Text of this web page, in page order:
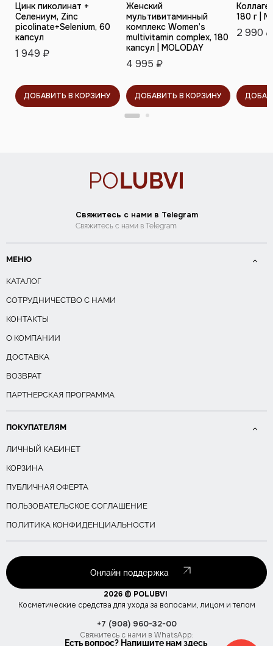
ДОБАВИТЬ В КОРЗИНУ
Цинк пиколинат +
Селениум, Zinc
picolinate+Selenium, 60
капсул
1 949 ₽
ДОБАВИТЬ В КОРЗИНУ
Женский
мультивитаминный
комплекс Women’s
multivitamin complex, 180
капсул | MOLODAY
4 995 ₽
180 г |
2 990 ₽
Свяжитесь с нами в Telegram
Свяжитесь с нами в Telegram
МЕНЮ
КАТАЛОГ
СОТРУДНИЧЕСТВО С НАМИ
КОНТАКТЫ
О КОМПАНИИ
ДОСТАВКА
ВОЗВРАТ
ПАРТНЕРСКАЯ ПРОГРАММА
ПОКУПАТЕЛЯМ
ЛИЧНЫЙ КАБИНЕТ
КОРЗИНА
ПУБЛИЧНАЯ ОФЕРТА
ПОЛЬЗОВАТЕЛЬСКОЕ СОГЛАШЕНИЕ
ПОЛИТИКА КОНФИДЕНЦИАЛЬНОСТИ
Онлайн поддержка
2026 © POLUBVI
Косметические средства для ухода за волосами, лицом и телом
+7 (908) 960-32-00
Свяжитесь с нами в WhatsApp:
Есть вопрос? Напишите нам здесь